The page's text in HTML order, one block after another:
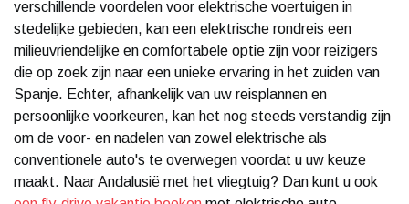
verschillende voordelen voor elektrische voertuigen in
stedelijke gebieden, kan een elektrische rondreis een
milieuvriendelijke en comfortabele optie zijn voor reizigers
die op zoek zijn naar een unieke ervaring in het zuiden van
Spanje. Echter, afhankelijk van uw reisplannen en
persoonlijke voorkeuren, kan het nog steeds verstandig zijn
om de voor- en nadelen van zowel elektrische als
conventionele auto's te overwegen voordat u uw keuze
maakt. Naar Andalusië met het vliegtuig? Dan kunt u ook